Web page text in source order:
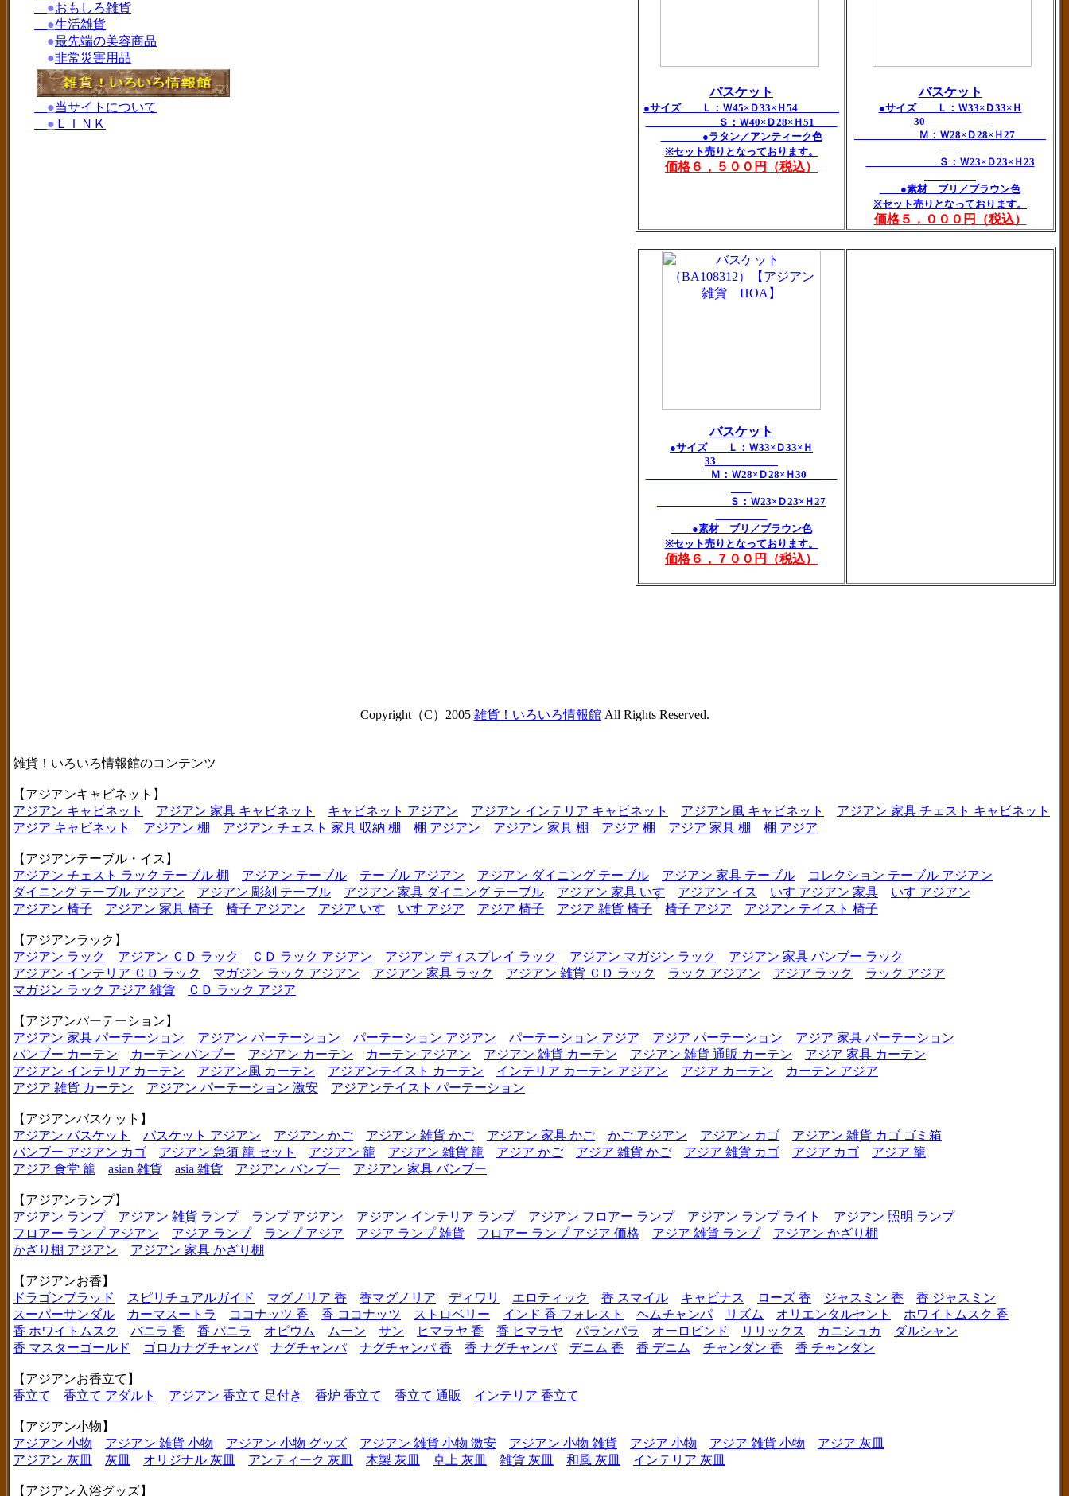
バスケット
●サイズ Ｌ：Ｗ45×Ｄ33×Ｈ54
Ｓ：Ｗ40×Ｄ28×Ｈ51
●ラタン／アンティーク色
※セット売りとなっております。
価格６，５００円（税込）
バスケット
●サイズ Ｌ：Ｗ33×Ｄ33×Ｈ
30
Ｍ：Ｗ28×Ｄ28×Ｈ27
Ｓ：Ｗ23×Ｄ23×Ｈ23
●素材 ブリ／ブラウン色
※セット売りとなっております。
価格５，０００円（税込）
バスケット
●サイズ Ｌ：Ｗ33×Ｄ33×Ｈ
33
Ｍ：Ｗ28×Ｄ28×Ｈ30
Ｓ：Ｗ23×Ｄ23×Ｈ27
●素材 ブリ／ブラウン色
※セット売りとなっております。
価格６，７００円（税込）
●おもしろ雑貨
●生活雑貨
●最先端の美容商品
●非常災害用品
●当サイトについて
● ＬＩＮＫ
Copyright（C）2005 雑貨！いろいろ情報館All Rights Reserved.
雑貨！いろいろ情報館のコンテンツ
【アジアンキャビネット】
アジアン キャビネット
アジアン 家具 キャビネット キャビネット アジアン アジアン インテリア キャビネット アジアン風 キャビネット
アジアン 家具 チェスト キャビネット
アジア キャビネット
アジアン 棚 アジアン チェスト 家具 収納 棚 棚 アジアン アジアン 家具 棚 アジア 棚 アジア 家具 棚 棚 アジア
【アジアンテーブル・イス】
アジアン チェスト ラック テーブル 棚
アジアン テーブル テーブル アジアン アジアン ダイニング テーブル アジアン 家具 テーブル
コレクション テーブル アジアン
ダイニング テーブル アジアン
アジアン 彫刻 テーブル アジアン 家具 ダイニング テーブル アジアン 家具 いす アジアン イス いす アジアン 家具
いす アジアン
アジアン 椅子
アジアン 家具 椅子 椅子 アジアン アジア いす いす アジア アジア 椅子 アジア 雑貨 椅子 椅子 アジア アジアン テイスト 椅子
【アジアンラック】
アジアン ラック
アジアン ＣＤ ラック ＣＤ ラック アジアン アジアン ディスプレイ ラック アジアン マガジン ラック
アジアン 家具 バンブー ラック
アジアン インテリア ＣＤ ラック
マガジン ラック アジアン アジアン 家具 ラック アジアン 雑貨 ＣＤ ラック ラック アジアン アジア ラック
ラック アジア
マガジン ラック アジア 雑貨
ＣＤ ラック アジア
【アジアンパーテーション】
アジアン 家具 パーテーション
アジアン パーテーション パーテーション アジアン パーテーション アジア アジア パーテーション
アジア 家具 パーテーション
バンブー カーテン
カーテン バンブー アジアン カーテン カーテン アジアン アジアン 雑貨 カーテン アジアン 雑貨 通販 カーテン
アジア 家具 カーテン
アジアン インテリア カーテン
アジアン風 カーテン アジアンテイスト カーテン インテリア カーテン アジアン アジア カーテン
カーテン アジア
アジア 雑貨 カーテン
アジアン パーテーション 激安 アジアンテイスト パーテーション
【アジアンバスケット】
アジアン バスケット
バスケット アジアン アジアン かご アジアン 雑貨 かご アジアン 家具 かご かご アジアン アジアン カゴ
アジアン 雑貨 カゴ ゴミ箱
バンブー アジアン カゴ
アジアン 急須 籠 セット アジアン 籠 アジアン 雑貨 籠 アジア かご アジア 雑貨 かご アジア 雑貨 カゴ アジア カゴ
アジア 籠
アジア 食堂 籠
asian 雑貨 asia 雑貨 アジアン バンブー アジアン 家具 バンブー
【アジアンランプ】
アジアン ランプ
アジアン 雑貨 ランプ ランプ アジアン アジアン インテリア ランプ アジアン フロアー ランプ アジアン ランプ ライト
アジアン 照明 ランプ
フロアー ランプ アジアン
アジア ランプ ランプ アジア アジア ランプ 雑貨 フロアー ランプ アジア 価格 アジア 雑貨 ランプ
アジアン かざり棚
かざり棚 アジアン
アジアン 家具 かざり棚
【アジアンお香】
ドラゴンブラッド
スピリチュアルガイド マグノリア 香 香マグノリア ディワリ エロティック 香 スマイル キャビナス ローズ 香 ジャスミン 香
香 ジャスミン
スーパーサンダル
カーマスートラ ココナッツ 香 香 ココナッツ ストロベリー インド 香 フォレスト ヘムチャンパ リズム オリエンタルセント
ホワイトムスク 香
香 ホワイトムスク
バニラ 香 香 バニラ オピウム ムーン サン ヒマラヤ 香 香 ヒマラヤ パランパラ オーロビンド リリックス カニシュカ
ダルシャン
香 マスターゴールド
ゴロカナグチャンパ ナグチャンパ ナグチャンパ 香 香 ナグチャンパ デニム 香 香 デニム チャンダン 香 香 チャンダン
【アジアンお香立て】
香立て
香立て アダルト アジアン 香立て 足付き 香炉 香立て 香立て 通販 インテリア 香立て
【アジアン小物】
アジアン 小物
アジアン 雑貨 小物 アジアン 小物 グッズ アジアン 雑貨 小物 激安 アジアン 小物 雑貨 アジア 小物 アジア 雑貨 小物
アジア 灰皿
アジアン 灰皿
灰皿 オリジナル 灰皿 アンティーク 灰皿 木製 灰皿 卓上 灰皿 雑貨 灰皿 和風 灰皿 インテリア 灰皿
【アジアン入浴グッズ】